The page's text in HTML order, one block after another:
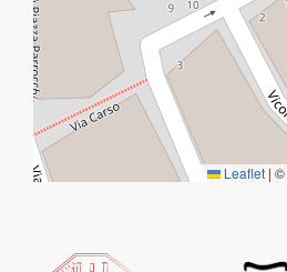
Leaflet | ©